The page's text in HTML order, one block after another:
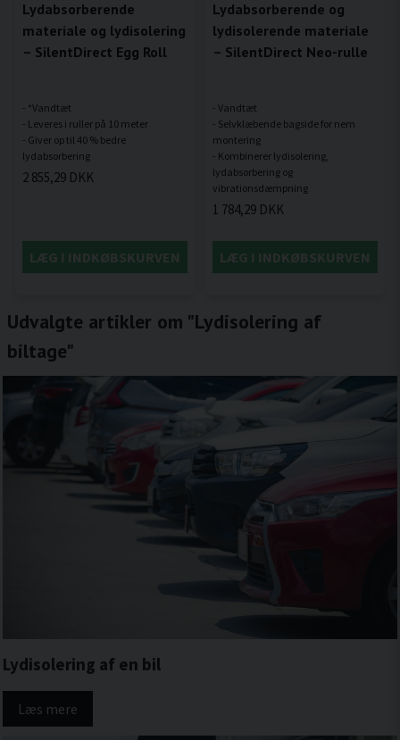
Lydabsorberende
materiale og lydisolering
– SilentDirect Egg Roll
- *Vandtæt
- Leveres i ruller på 10 meter
- Giver op til 40 % bedre
2 855,29 DKK
LÆG I INDKØBSKURVEN
Lydabsorberende og
lydisolerende materiale
– SilentDirect Neo-rulle
- Vandtæt
- Selvklæbende bagside for nem
montering
- Kombinerer lydisolering,
lydabsorbering og
1 784,29 DKK
LÆG I INDKØBSKURVEN
Udvalgte artikler om "Lydisolering af
biltage"
Lydisolering af en bil
Læs mere